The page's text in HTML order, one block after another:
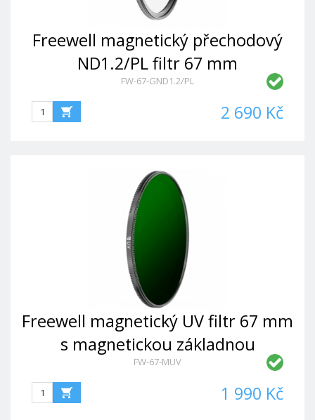
Freewell magnetický přechodový
ND1.2/PL filtr 67 mm
FW-67-GND1.2/PL
2 690 Kč
Freewell magnetický UV filtr 67 mm
s magnetickou základnou
FW-67-MUV
1 990 Kč